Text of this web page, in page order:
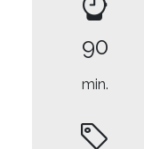
90
min.